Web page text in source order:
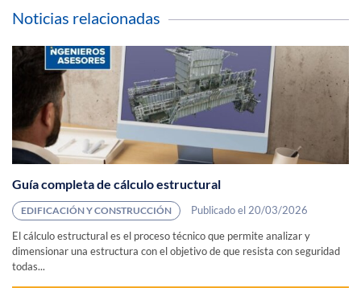
Noticias relacionadas
Guía completa de cálculo estructural
EDIFICACIÓN Y CONSTRUCCIÓN
Publicado el 20/03/2026
El cálculo estructural es el proceso técnico que permite analizar y
dimensionar una estructura con el objetivo de que resista con seguridad
todas...